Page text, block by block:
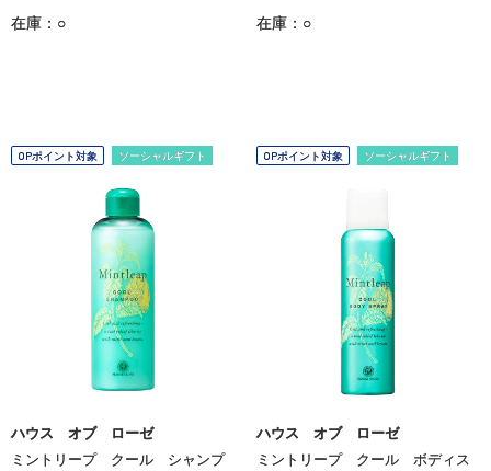
在庫：○ 在庫：○
OPポイント対象 ソーシャルギフト
ハウス オブ ローゼ
ミントリープ クール シャンプ
OPポイント対象 ソーシャルギフト
ハウス オブ ローゼ
ミントリープ クール ボディス